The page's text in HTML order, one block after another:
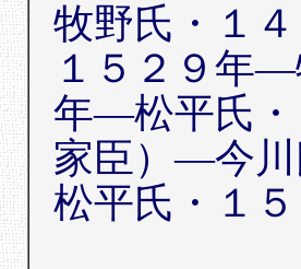
牧野氏・１
１５２９年
年―松平氏
家臣）―今
松平氏・１